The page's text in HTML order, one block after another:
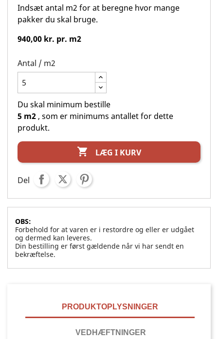
Indsæt antal m2 for at beregne hvor mange
pakker du skal bruge.
940,00 kr. pr. m2
Antal / m2
Du skal minimum bestille
5 m2 , som er minimums antallet for dette
produkt.
 LÆG I KURV
Del
OBS:
Forbehold for at varen er i restordre og eller er udgået
og dermed kan leveres.
Din bestilling er først gældende når vi har sendt en
bekræftelse.
PRODUKTOPLYSNINGER
VEDHÆFTNINGER